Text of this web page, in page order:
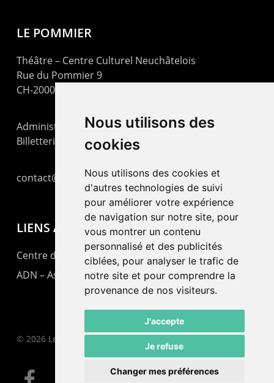
Nous utilisons des
cookies
Nous utilisons des cookies et
d'autres technologies de suivi
pour améliorer votre expérience
de navigation sur notre site, pour
vous montrer un contenu
personnalisé et des publicités
ciblées, pour analyser le trafic de
notre site et pour comprendre la
provenance de nos visiteurs.
J'accepte
Je refuse
Changer mes préférences
LE POMMIER
Théâtre – Centre Culturel Neuchâtelois
Rue du Pommier 9
CH-2000 Neuchâtel
Administration : +41 32 725 03 03
Billetterie : +41 32 725 05 05
contact@lepommier.ch
LIENS AMIS
Centre de culture ABC
ADN – Association Danse Neuchâtel
© 2026 Le Pommier.
facebook email